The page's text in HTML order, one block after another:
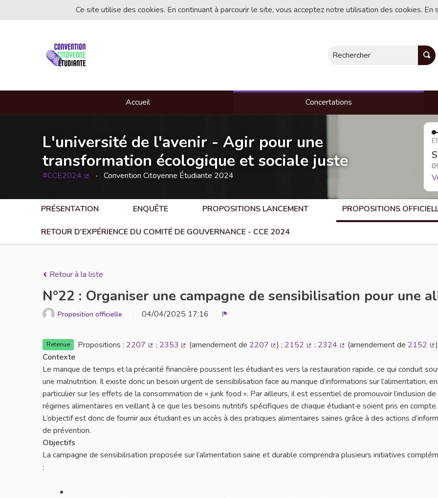
Ce site utilise des cookies. En continuant à parcourir le site, vous acceptez notre utilisation des cookies.
Rechercher
Accueil Concertations
L'université de l'avenir - Agir pour une
transformation écologique et sociale juste
#CCE2024 Convention Citoyenne Étudiante 2024
PRÉSENTATION ENQUÊTE PROPOSITIONS LANCEMENT PROPOSITIONS
RETOUR D'EXPÉRIENCE DU COMITÉ DE GOUVERNANCE - CCE 2024
Retour à la liste
N°22 : Organiser une campagne de sensibilisation pour une
Proposition officielle 04/04/2025 17:16
Retenue Propositions : 2207 ; 2353 (amendement de 2207 ) ; 2152 ; 2324 (amendement de 2152
)
Contexte
Le manque de temps et la précarité financière poussent les étudiant·es vers la restauration rapide, ce qui conduit
une malnutrition. Il existe donc un besoin urgent de sensibilisation face au manque d’informations sur l’alimentation, en
particulier sur les effets de la consommation de « junk food ». Par ailleurs, il est essentiel de promouvoir l’inclusion
régimes alimentaires en veillant à ce que les besoins nutritifs spécifiques de chaque étudiant·e soient pris en compte.
L’objectif est donc de fournir aux étudiant·es un accès à des pratiques alimentaires saines grâce à des actions
de prévention.
Objectifs
La campagne de sensibilisation proposée sur l’alimentation saine et durable comprendra plusieurs initiatives
: